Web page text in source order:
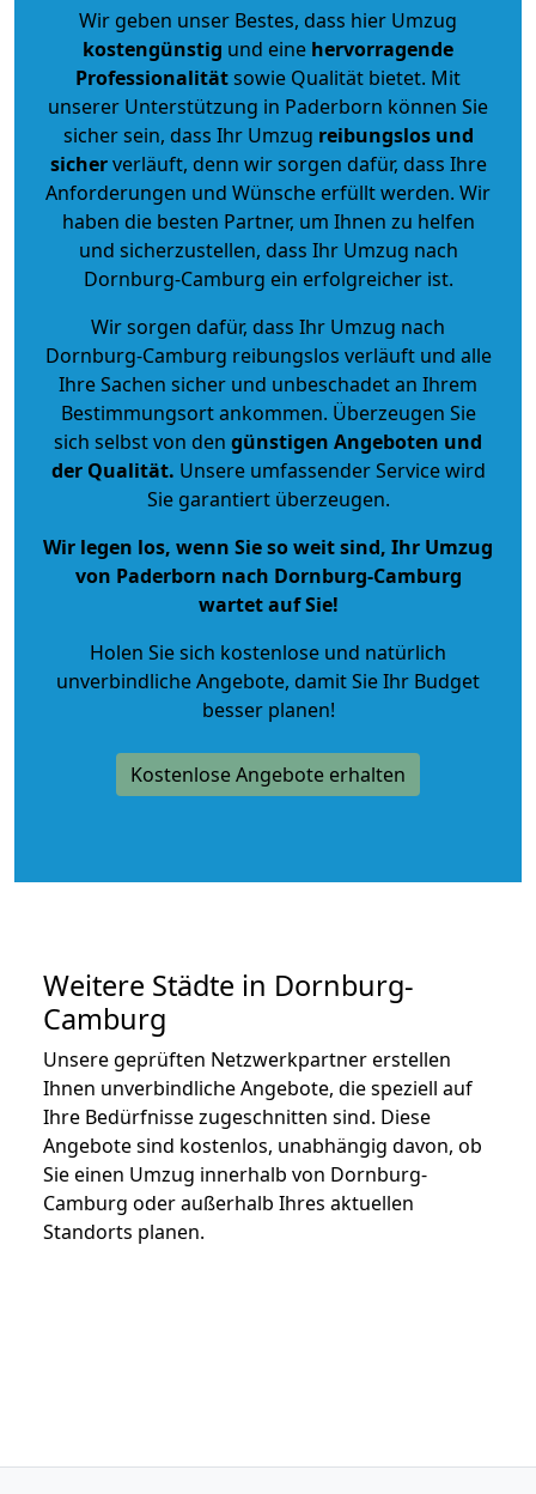
Wir geben unser Bestes, dass hier Umzug
kostengünstig und eine hervorragende
Professionalitätsowie Qualität bietet. Mit
unserer Unterstützung in Paderborn können Sie
sicher sein, dass Ihr Umzug reibungslos und
sicherverläuft, denn wir sorgen dafür, dass Ihre
Anforderungen und Wünsche erfüllt werden. Wir
haben die besten Partner, um Ihnen zu helfen
und sicherzustellen, dass Ihr Umzug nach
Dornburg-Camburg ein erfolgreicher ist.
Wir sorgen dafür, dass Ihr Umzug nach
Dornburg-Camburg reibungslos verläuft und alle
Ihre Sachen sicher und unbeschadet an Ihrem
Bestimmungsort ankommen. Überzeugen Sie
sich selbst von den günstigen Angeboten und
der Qualität. Unsere umfassender Service wird
Sie garantiert überzeugen.
Wir legen los, wenn Sie so weit sind, Ihr Umzug
von Paderborn nach Dornburg-Camburg
wartet auf Sie!
Holen Sie sich kostenlose und natürlich
unverbindliche Angebote, damit Sie Ihr Budget
besser planen!
Kostenlose Angebote erhalten
Weitere Städte in Dornburg-
Camburg
Unsere geprüften Netzwerkpartner erstellen
Ihnen unverbindliche Angebote, die speziell auf
Ihre Bedürfnisse zugeschnitten sind. Diese
Angebote sind kostenlos, unabhängig davon, ob
Sie einen Umzug innerhalb von Dornburg-
Camburg oder außerhalb Ihres aktuellen
Standorts planen.